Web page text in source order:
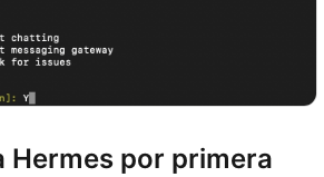
Hermes por primera